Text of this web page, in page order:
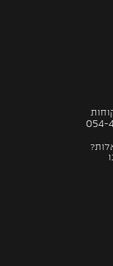
054-